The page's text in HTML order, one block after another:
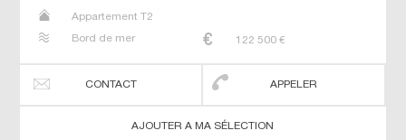
Appartement T2
Bord de mer 122 500 €
CONTACT APPELER
AJOUTER A MA SÉLECTION